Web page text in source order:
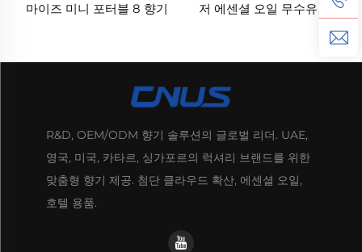
마이즈 미니 포터블 8 향기
디푸저
저 에센셜 오일 무수유 디
R&D, OEM/ODM 향기 솔루션의 글로벌 리더. UAE,
영국, 미국, 카타르, 싱가포르의 럭셔리 브랜드를 위한
맞춤형 향기 제공. 첨단 클라우드 확산, 에센셜 오일,
호텔 용품.